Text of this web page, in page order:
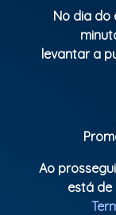
No dia do
levantar a
Ao
está de